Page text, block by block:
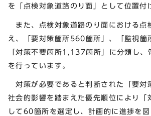
を「点検対象道路のり面」として位置付
また、点検対象道路のり面における点
え、「要対策箇所560箇所」、「監視箇
「対策不要箇所1,137箇所」に分類し、
を行っています。
対策が必要であると判断された「要対
社会的影響を踏まえた優先順位により「
して60箇所を選定し、計画的に進捗を